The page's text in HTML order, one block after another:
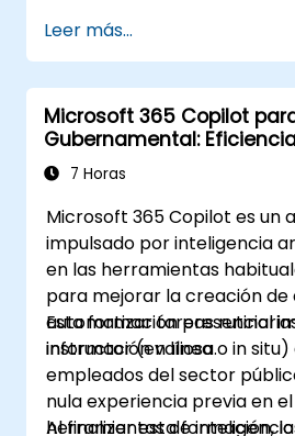
Leer más...
Microsoft 365 Copilot
Gubernamental:
y Conocimiento
7 Horas
Microsoft 365 Copilot es un
impulsado por inteligencia
en las herramientas
para mejorar la creación de
automatizar tareas
información valiosa.
Esta formación presencial
instructor (en línea o in situ)
empleados del sector
nula experiencia previa en
herramientas de
Al finalizar esta formación,